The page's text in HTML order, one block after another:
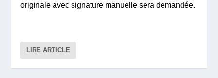
originale avec signature manuelle sera demandée.
LIRE ARTICLE